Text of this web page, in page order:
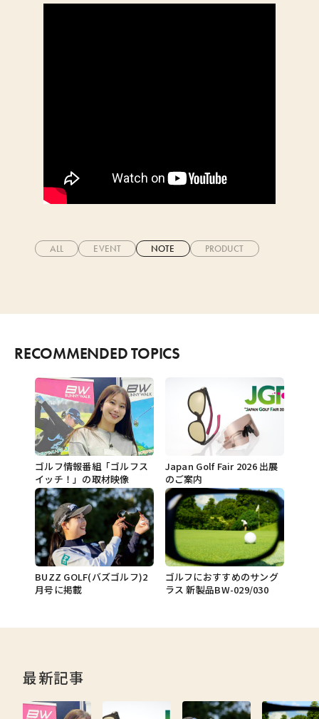
RECOMMENDED TOPICS
ゴルフ情報番組「ゴルフス
イッチ！」の取材映像
Japan Golf Fair 2026 出展
のご案内
BUZZ GOLF(バズゴルフ)2
月号に掲載
ゴルフにおすすめのサング
ラス 新製品BW-029/030
ALL EVENT NOTE PRODUCT
最新記事